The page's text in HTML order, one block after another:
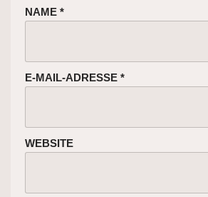
NAME *
E-MAIL-ADRESSE *
WEBSITE